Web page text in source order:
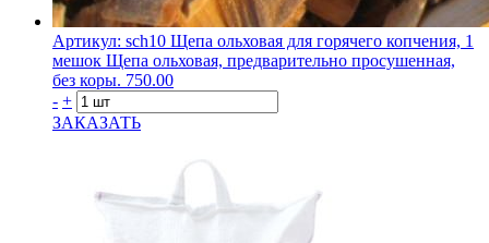
Артикул: sch10 Щепа ольховая для горячего копчения, 1
мешок Щепа ольховая, предварительно просушенная,
без коры. 750.00
- +
ЗАКАЗАТЬ